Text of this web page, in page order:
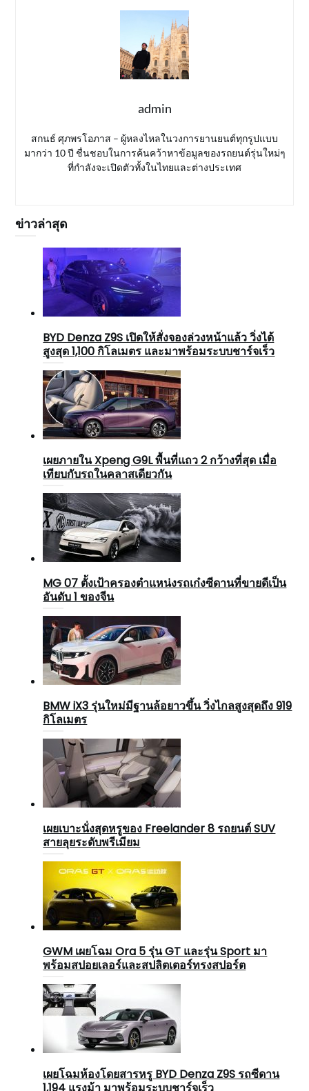
admin
สกนธ์ ศุภพรโอภาส – ผู้หลงไหลในวงการยานยนต์ทุกรูปแบบ
มากว่า 10 ปี ชื่นชอบในการค้นคว้าหาข้อมูลของรถยนต์รุ่นใหม่ๆ
ที่กำลังจะเปิดตัวทั้งในไทยและต่างประเทศ
ข่าวล่าสุด
BYD Denza Z9S เปิดให้สั่งจองล่วงหน้าแล้ว วิ่งได้
สูงสุด 1,100 กิโลเมตร และมาพร้อมระบบชาร์จเร็ว
เผยภายใน Xpeng G9L พื้นที่แถว 2 กว้างที่สุด เมื่อ
เทียบกับรถในคลาสเดียวกัน
MG 07 ตั้งเป้าครองตำแหน่งรถเก๋งซีดานที่ขายดีเป็น
อันดับ 1 ของจีน
BMW iX3 รุ่นใหม่มีฐานล้อยาวขึ้น วิ่งไกลสูงสุดถึง 919
กิโลเมตร
เผยเบาะนั่งสุดหรูของ Freelander 8 รถยนต์ SUV
สายลุยระดับพรีเมียม
GWM เผยโฉม Ora 5 รุ่น GT และรุ่น Sport มา
พร้อมสปอยเลอร์และสปลิตเตอร์ทรงสปอร์ต
เผยโฉมห้องโดยสารหรู BYD Denza Z9S รถซีดาน